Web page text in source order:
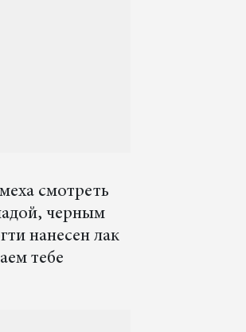
смотреть
черным
нанесен лак
тебе